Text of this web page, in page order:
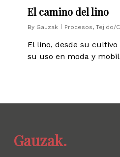
El camino del lino
By Gauzak Procesos,Tejido/
El lino, desde su cultivo
su uso en moda y
Gauzak.